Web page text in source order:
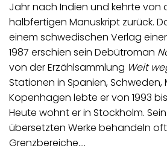
Jahr nach Indien und kehrte von
halbfertigen Manuskript zurück.
einem schwedischen Verlag
1987 erschien sein Debütroman
von der Erzählsammlung Weit
Stationen in Spanien, Schweden,
Kopenhagen lebte er von 1993
Heute wohnt er in Stockholm.
übersetzten Werke behandeln
Grenzbereiche.…